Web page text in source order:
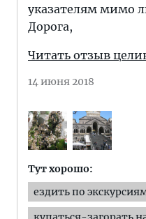
указателям мимо
Дорога,
Читать отзыв
14 июня 2018
Тут хорошо:
ездить по